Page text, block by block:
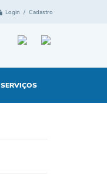
Login / Cadastro
SERVIÇOS